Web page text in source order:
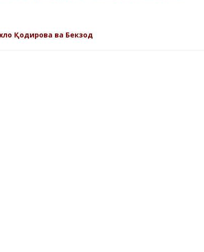
Қодирова ва Бекзод